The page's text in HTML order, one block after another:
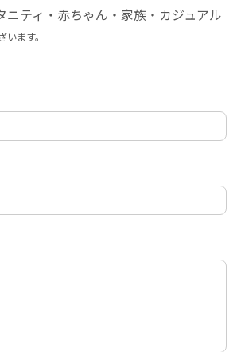
ニティ・赤ちゃん・家族・カジュアル
ます。